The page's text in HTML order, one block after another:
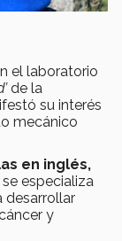
el laboratorio
de la
su interés
mecánico
en inglés,
especializa
desarrollar
y